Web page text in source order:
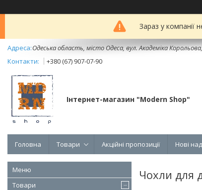
Зараз у компанії
Одеська область, місто Одеса, вул. Академіка
+380 (67) 907-07-90
Інтернет-магазин "Modern Shop"
Головна Товари Акційні пропозиції Нові
Товари
Чохли для